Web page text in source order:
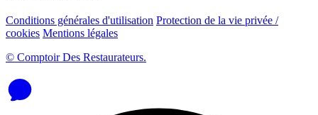
Conditions générales d'utilisation Protection de la vie privée /
cookies Mentions légales
© Comptoir Des Restaurateurs.